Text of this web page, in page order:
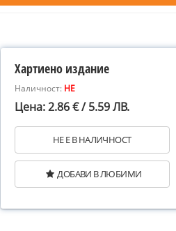
Хартиено издание
Наличност: НЕ
Цена: 2.86 € / 5.59 ЛВ.
НЕ Е В НАЛИЧНОСТ
ДОБАВИ В ЛЮБИМИ